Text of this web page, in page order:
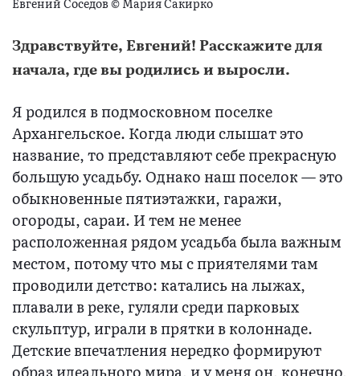
Евгений Соседов © Мария Сакирко
Здравствуйте, Евгений! Расскажите для
начала, где вы родились и выросли.
Я родился в подмосковном поселке
Архангельское. Когда люди слышат это
название, то представляют себе прекрасную
большую усадьбу. Однако наш поселок — это
обыкновенные пятиэтажки, гаражи,
огороды, сараи. И тем не менее
расположенная рядом усадьба была важным
местом, потому что мы с приятелями там
проводили детство: катались на лыжах,
плавали в реке, гуляли среди парковых
скульптур, играли в прятки в колоннаде.
Детские впечатления нередко формируют